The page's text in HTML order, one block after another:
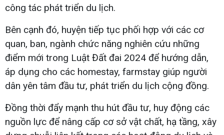
công tác phát triển du lịch.
Bên cạnh đó, huyện tiếp tục phối hợp với các cơ
quan, ban, ngành chức năng nghiên cứu những
điểm mới trong Luật Đất đai 2024 để hướng dẫn,
áp dụng cho các homestay, farmstay giúp người
dân yên tâm đầu tư, phát triển du lịch cộng đồng.
Đồng thời đẩy mạnh thu hút đầu tư, huy động các
nguồn lực để nâng cấp cơ sở vật chất, hạ tầng, xây